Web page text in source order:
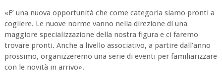
«E’ una nuova opportunità che come categoria siamo pronti a
cogliere. Le nuove norme vanno nella direzione di una
maggiore specializzazione della nostra figura e ci faremo
trovare pronti. Anche a livello associativo, a partire dall’anno
prossimo, organizzeremo una serie di eventi per familiarizzare
con le novità in arrivo».